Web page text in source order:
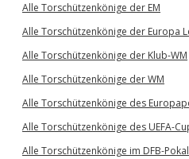
Alle Torschützenkönige der EM
Alle Torschützenkönige der Europa
Alle Torschützenkönige der Klub-WM
Alle Torschützenkönige der WM
Alle Torschützenkönige des
Alle Torschützenkönige des UEFA-
Alle Torschützenkönige im DFB-Pokal